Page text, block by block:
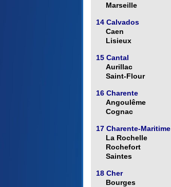
Marseille
14 Calvados
Caen
Lisieux
15 Cantal
Aurillac
Saint-Flour
16 Charente
Angoulême
Cognac
17 Charente-Maritime
La Rochelle
Rochefort
Saintes
18 Cher
Bourges